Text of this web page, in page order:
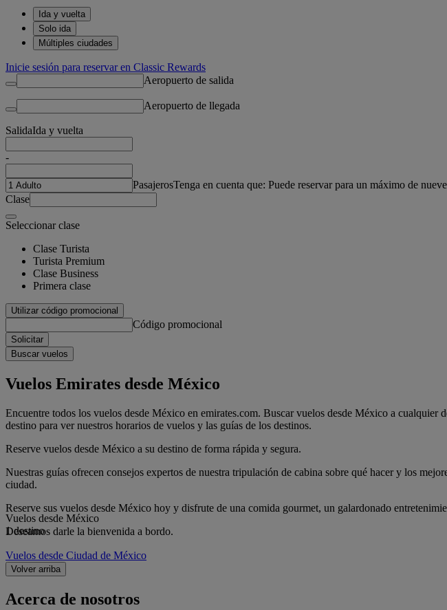
Ida y vuelta
Solo ida
Múltiples ciudades
Inicie sesión para reservar en Classic Rewards
Aeropuerto de salida
Aeropuerto de llegada
SalidaIda y vuelta
-
PasajerosTenga en cuenta que: Puede reservar para un máximo de
Clase
Seleccionar clase
Clase Turista
Turista Premium
Clase Business
Primera clase
Utilizar código promocional
Código promocional
Solicitar
Buscar vuelos
Vuelos Emirates desde México
Encuentre todos los vuelos desde México en emirates.com. Buscar vuelos desde México a
destino para ver nuestros horarios de vuelos y las guías de los destinos.
Reserve vuelos desde México a su destino de forma rápida y segura.
Nuestras guías ofrecen consejos expertos de nuestra tripulación de cabina sobre qué hacer y los
ciudad.
Reserve sus vuelos desde México hoy y disfrute de una comida gourmet, un galardonado
Deseamos darle la bienvenida a bordo.
Vuelos desde México
1 destino
Vuelos desde Ciudad de México
Volver arriba
Acerca de nosotros